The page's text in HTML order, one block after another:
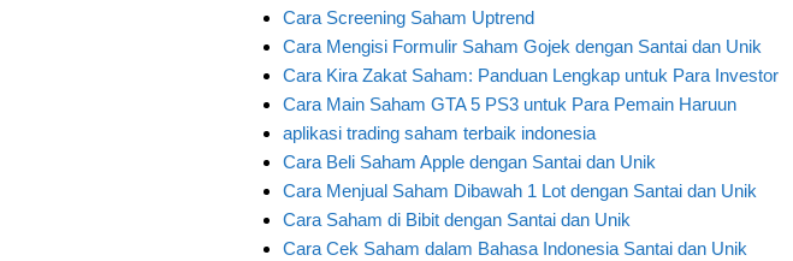
Cara Screening Saham Uptrend
Cara Mengisi Formulir Saham Gojek dengan Santai dan Unik
Cara Kira Zakat Saham: Panduan Lengkap untuk Para Investor
Cara Main Saham GTA 5 PS3 untuk Para Pemain Haruun
aplikasi trading saham terbaik indonesia
Cara Beli Saham Apple dengan Santai dan Unik
Cara Menjual Saham Dibawah 1 Lot dengan Santai dan Unik
Cara Saham di Bibit dengan Santai dan Unik
Cara Cek Saham dalam Bahasa Indonesia Santai dan Unik